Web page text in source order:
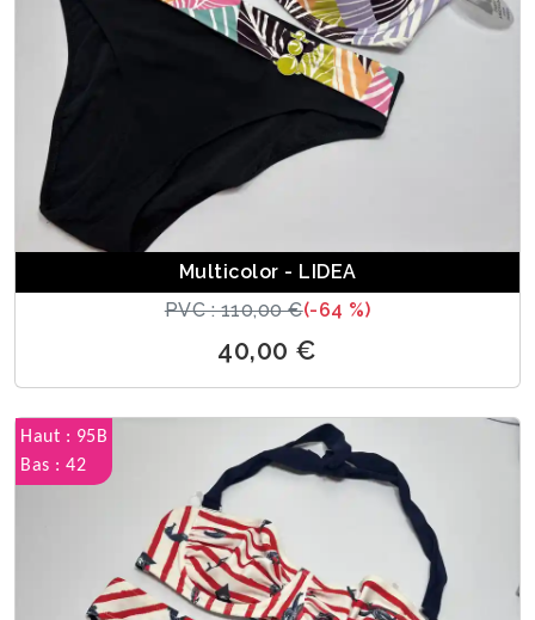
Multicolor - LIDEA
PVC : 110,00 €(-64 %)
40,00 €
Haut : 95B
Bas : 42